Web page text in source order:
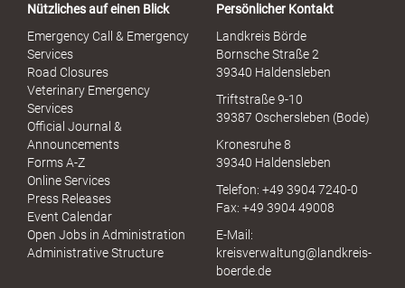
Nützliches auf einen Blick
Emergency Call & Emergency
Services
Road Closures
Veterinary Emergency
Services
Official Journal &
Announcements
Forms A-Z
Online Services
Press Releases
Event Calendar
Open Jobs in Administration
Administrative Structure
Persönlicher Kontakt
Landkreis Börde
Bornsche Straße 2
39340 Haldensleben
Triftstraße 9-10
39387 Oschersleben (Bode)
Kronesruhe 8
39340 Haldensleben
Telefon: +49 3904 7240-0
Fax: +49 3904 49008
E-Mail:
kreisverwaltung@landkreis-
boerde.de